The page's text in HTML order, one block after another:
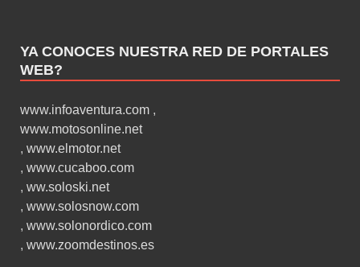
YA CONOCES NUESTRA RED DE PORTALES
WEB?
www.infoaventura.com ,
www.motosonline.net
, www.elmotor.net
, www.cucaboo.com
, ww.soloski.net
, www.solosnow.com
, www.solonordico.com
, www.zoomdestinos.es